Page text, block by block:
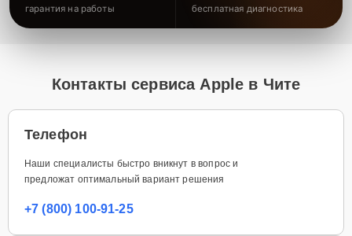
гарантия на работы бесплатная диагностика
Контакты сервиса Apple в Чите
Телефон
Наши специалисты быстро вникнут в вопрос и
предложат оптимальный вариант решения
+7 (800) 100-91-25